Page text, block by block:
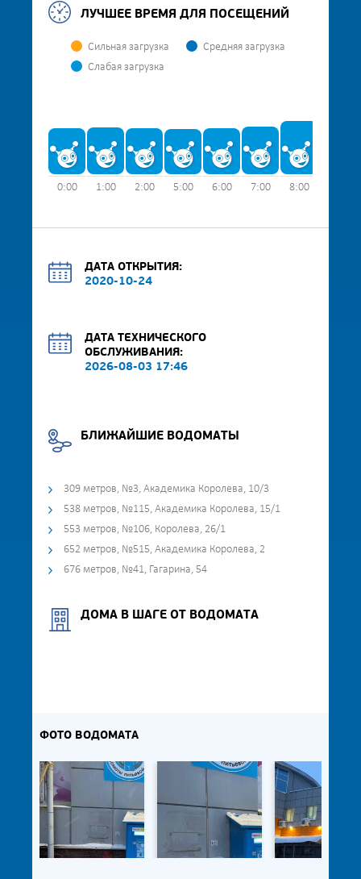
ЛУЧШЕЕ ВРЕМЯ ДЛЯ ПОСЕЩЕНИЙ
Сильная загрузка
Средняя загрузка
Слабая загрузка
0:00 1:00 2:00 5:00 6:00 7:00 8:00
ДАТА ОТКРЫТИЯ:
2020-10-24
ДАТА ТЕХНИЧЕСКОГО
ОБСЛУЖИВАНИЯ:
2026-08-03 17:46
БЛИЖАЙШИЕ ВОДОМАТЫ
309 метров, №3, Академика Королева, 10/3
538 метров, №115, Академика Королева, 15/1
553 метров, №106, Королева, 26/1
652 метров, №515, Академика Королева, 2
676 метров, №41, Гагарина, 54
ДОМА В ШАГЕ ОТ ВОДОМАТА
ФОТО ВОДОМАТА